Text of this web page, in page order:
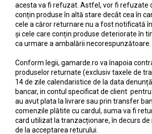
acesta va fi refuzat. Astfel, vor fi refuzate
conțin produse în altă stare decât cea în
cele a căror returnare nu a fost notificată
și cele care conțin produse deteriorate în
ca urmare a ambalării necorespunzătoare.
Conform legii, gamarde.ro va înapoia
produselor returnate (exclusiv taxele de
14 de zile calendaristice de la data
bancar, in contul specificat de client
au avut plata la livrare sau prin transfer
comenzile plătite cu cardul, suma va fi
card utilizat la tranzacționare, în decurs de
de la acceptarea returului.